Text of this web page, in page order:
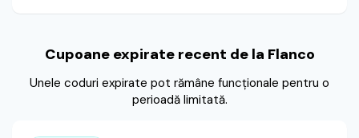
Cupoane expirate recent de la Flanco
Unele coduri expirate pot rămâne funcționale pentru o
perioadă limitată.